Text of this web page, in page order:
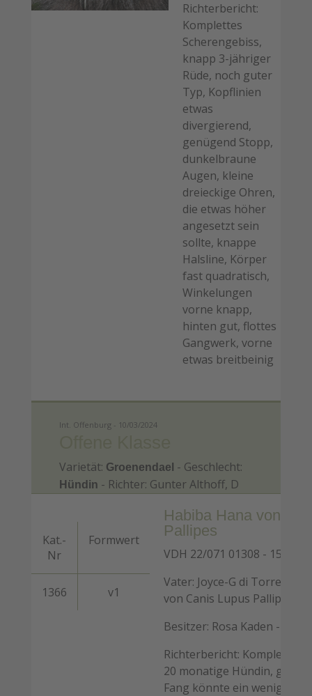
Richterbericht:
Komplettes
Scherengebiss,
knapp 3-jähriger
Rüde, noch guter
Typ, Kopflinien
etwas
divergierend,
genügend Stopp,
dunkelbraune
Augen, kleine
dreieckige Ohren,
die etwas höher
angesetzt sein
sollte, knappe
Halsline, Körper
fast quadratisch,
Winkelungen
vorne knapp,
hinten gut, flottes
Gangwerk, vorne
etwas breitbeinig
Int. Offenburg - 10/03/2024
Varietät: Groenendael - Geschlecht:
Hündin - Richter: Gunter Althoff, D
Kat.-
Nr
Formwert
1366 v1
Habiba Hana von
Pallipes
VDH 22/071 01308 -
Vater: Joyce-G di Torre
von Canis Lupus Pallipes
Besitzer: Rosa Kaden -
Richterbericht: Komplettes
20 monatige Hündin, gut
Fang könnte ein wenig